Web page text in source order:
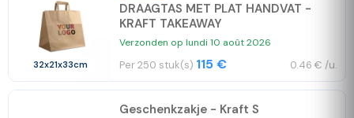
32x21x33cm
DRAAGTAS MET PLAT HANDVAT -
KRAFT TAKEAWAY
Verzonden op lundi 10 août 2026
Per 250 stuk(s) 115 € 0.46 € /u.
Geschenkzakje - Kraft S